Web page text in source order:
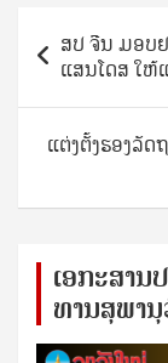
navigation
ສປ ຈີນ ມອບ
ແສນໂດສ ໃຫ້
ແຕ່ງຕັ້ງຮອງລັ
ເອ​ກະ​ສານ​
ທານ​ສຸ​ພາ​ນຸ​